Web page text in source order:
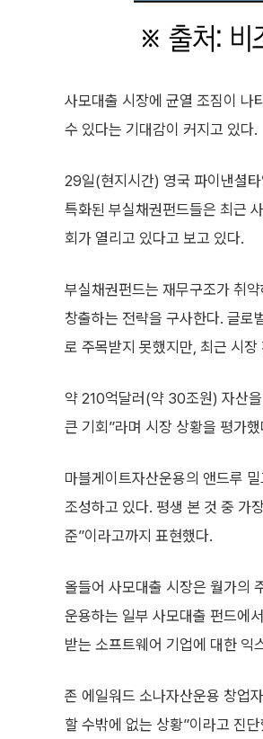
사모대출 시장에 균열 조짐이 나
수 있다는 기대감이 커지고 있다.
29일(현지시간) 영국 파이낸셜
특화된 부실채권펀드들은 최근
회가 열리고 있다고 보고 있다.
부실채권펀드는 재무구조가 취
창출하는 전략을 구사한다. 글로
로 주목받지 못했지만, 최근 시
약 210억달러(약 30조원) 자산
큰 기회”라며 시장 상황을 평가했
마블게이트자산운용의 앤드루
조성하고 있다. 평생 본 것 중 가
준”이라고까지 표현했다.
올들어 사모대출 시장은 월가의
운용하는 일부 사모대출 펀드에
받는 소프트웨어 기업에 대한 익
존 에일워드 소나자산운용 창업
할 수밖에 없는 상황”이라고 진